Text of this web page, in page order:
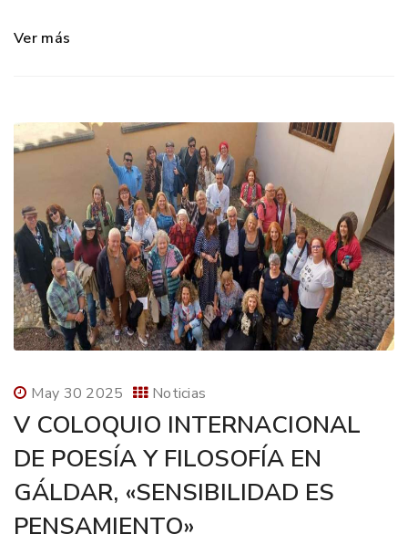
Ver más
May 30 2025 Noticias
V COLOQUIO INTERNACIONAL
DE POESÍA Y FILOSOFÍA EN
GÁLDAR, «SENSIBILIDAD ES
PENSAMIENTO»